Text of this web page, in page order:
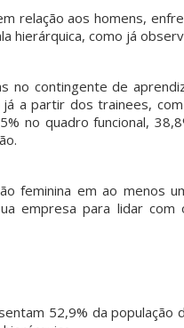
relação aos homens,
hierárquica, como já
no contingente de
a partir dos trainees,
no quadro funcional,
feminina em ao menos
empresa para lidar
52,9% da população